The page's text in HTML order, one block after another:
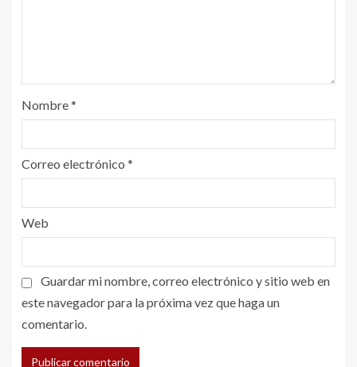
Nombre*
Correo electrónico *
Web
Guardar mi nombre, correo electrónico y sitio web en
este navegador para la próxima vez que haga un
comentario.